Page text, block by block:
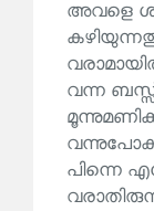
അവളെ
വന്ന
പിന്നെ